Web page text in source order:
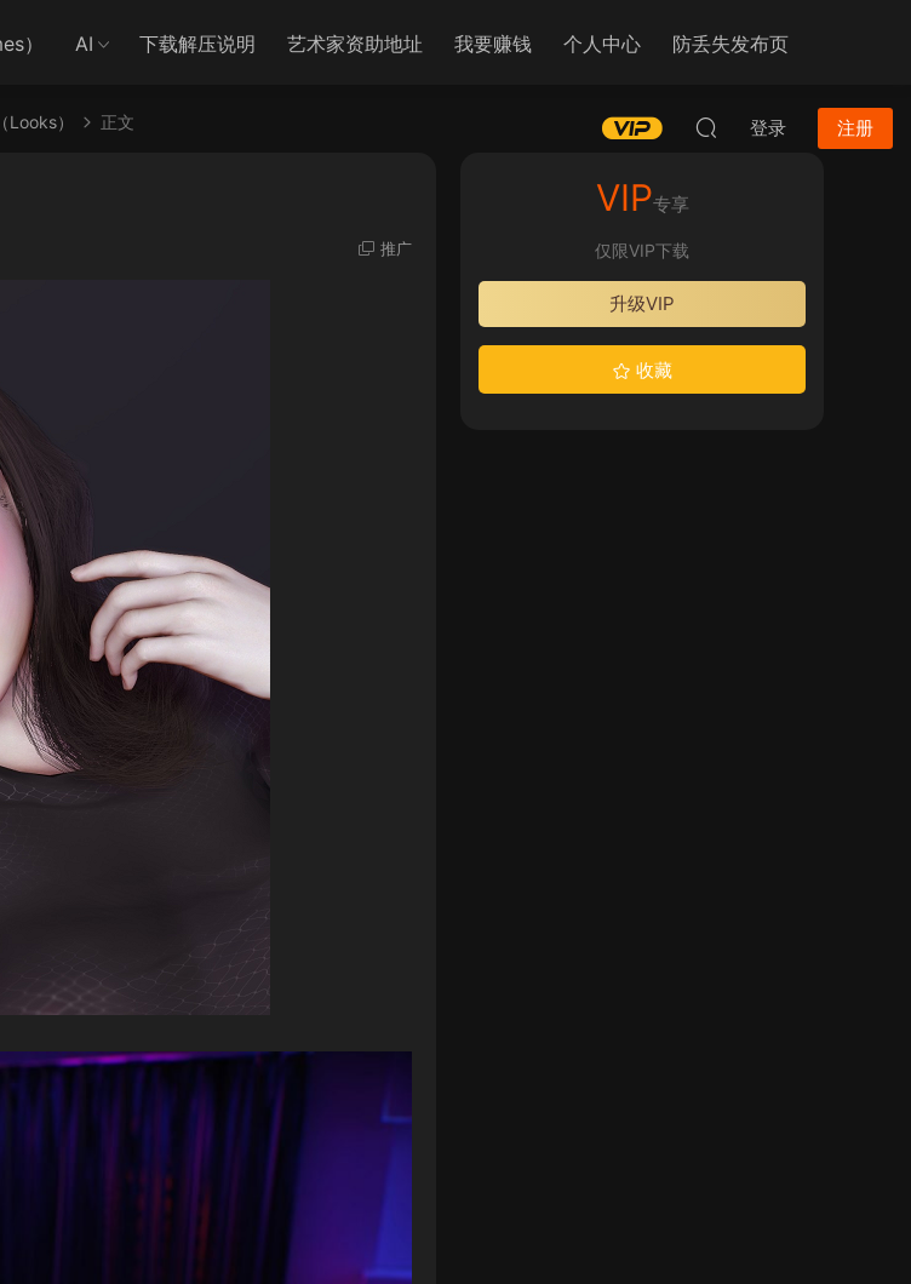
） AI 下载解压说明 艺术家资助地址 我要赚钱 个人中心 防丢失发布页
登录 注册
Looks） 正文
推广
VIP专享
仅限VIP下载
升级VIP
收藏